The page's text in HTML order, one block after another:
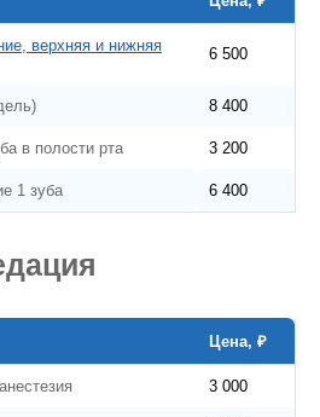
верхняя и нижняя
6 500
8 400
в полости рта 3 200
1 зуба 6 400
Цена, ₽
3 000